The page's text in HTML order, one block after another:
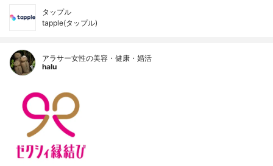
タップル
tapple(タップル)
アラサー女性の美容・健康・婚活
halu